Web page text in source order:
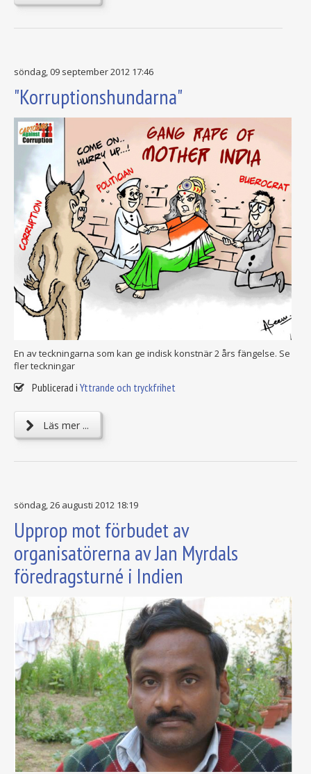
söndag, 09 september 2012 17:46
"Korruptionshundarna"
En av teckningarna som kan ge indisk konstnär 2 års fängelse. Se
fler teckningar
Publicerad i Yttrande och tryckfrihet
Läs mer ...
söndag, 26 augusti 2012 18:19
Upprop mot förbudet av
organisatörerna av Jan Myrdals
föredragsturné i Indien